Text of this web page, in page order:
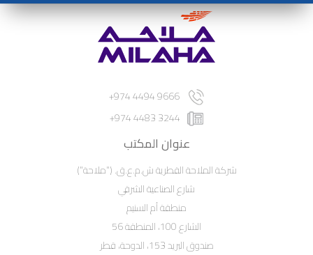
9666 4494 974+
3244 4483 974+
عنوان المكتب
شركة الملاحة القطرية ش.م.ع.ق. ("ملاحة")
شارع الصناعية الشرقي
منطقة أم السنيم
الشارع 100، المنطقة 56
صندوق البريد 153، الدوحة، قطر